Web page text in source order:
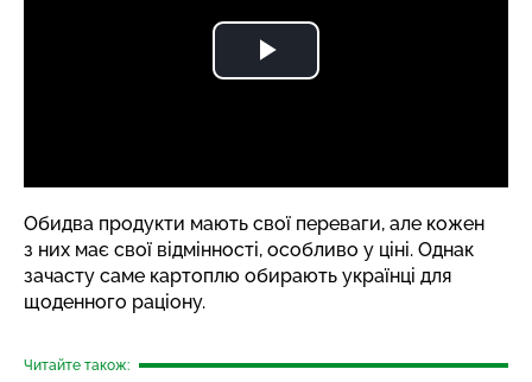
Обидва продукти мають свої переваги, але кожен
з них має свої відмінності, особливо у ціні. Однак
зачасту саме картоплю обирають українці для
щоденного раціону.
Читайте також: